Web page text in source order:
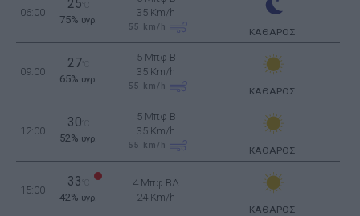
06:00
25
75% υγρ.
35 Km/h
55 km/h ΚΑΘΑΡΟΣ
09:00
27
65% υγρ.
5 Μπφ B
35 Km/h
55 km/h ΚΑΘΑΡΟΣ
12:00
30
52% υγρ.
5 Μπφ B
35 Km/h
55 km/h ΚΑΘΑΡΟΣ
15:00
33
42% υγρ.
4 Μπφ ΒΔ
24 Km/h
ΚΑΘΑΡΟΣ